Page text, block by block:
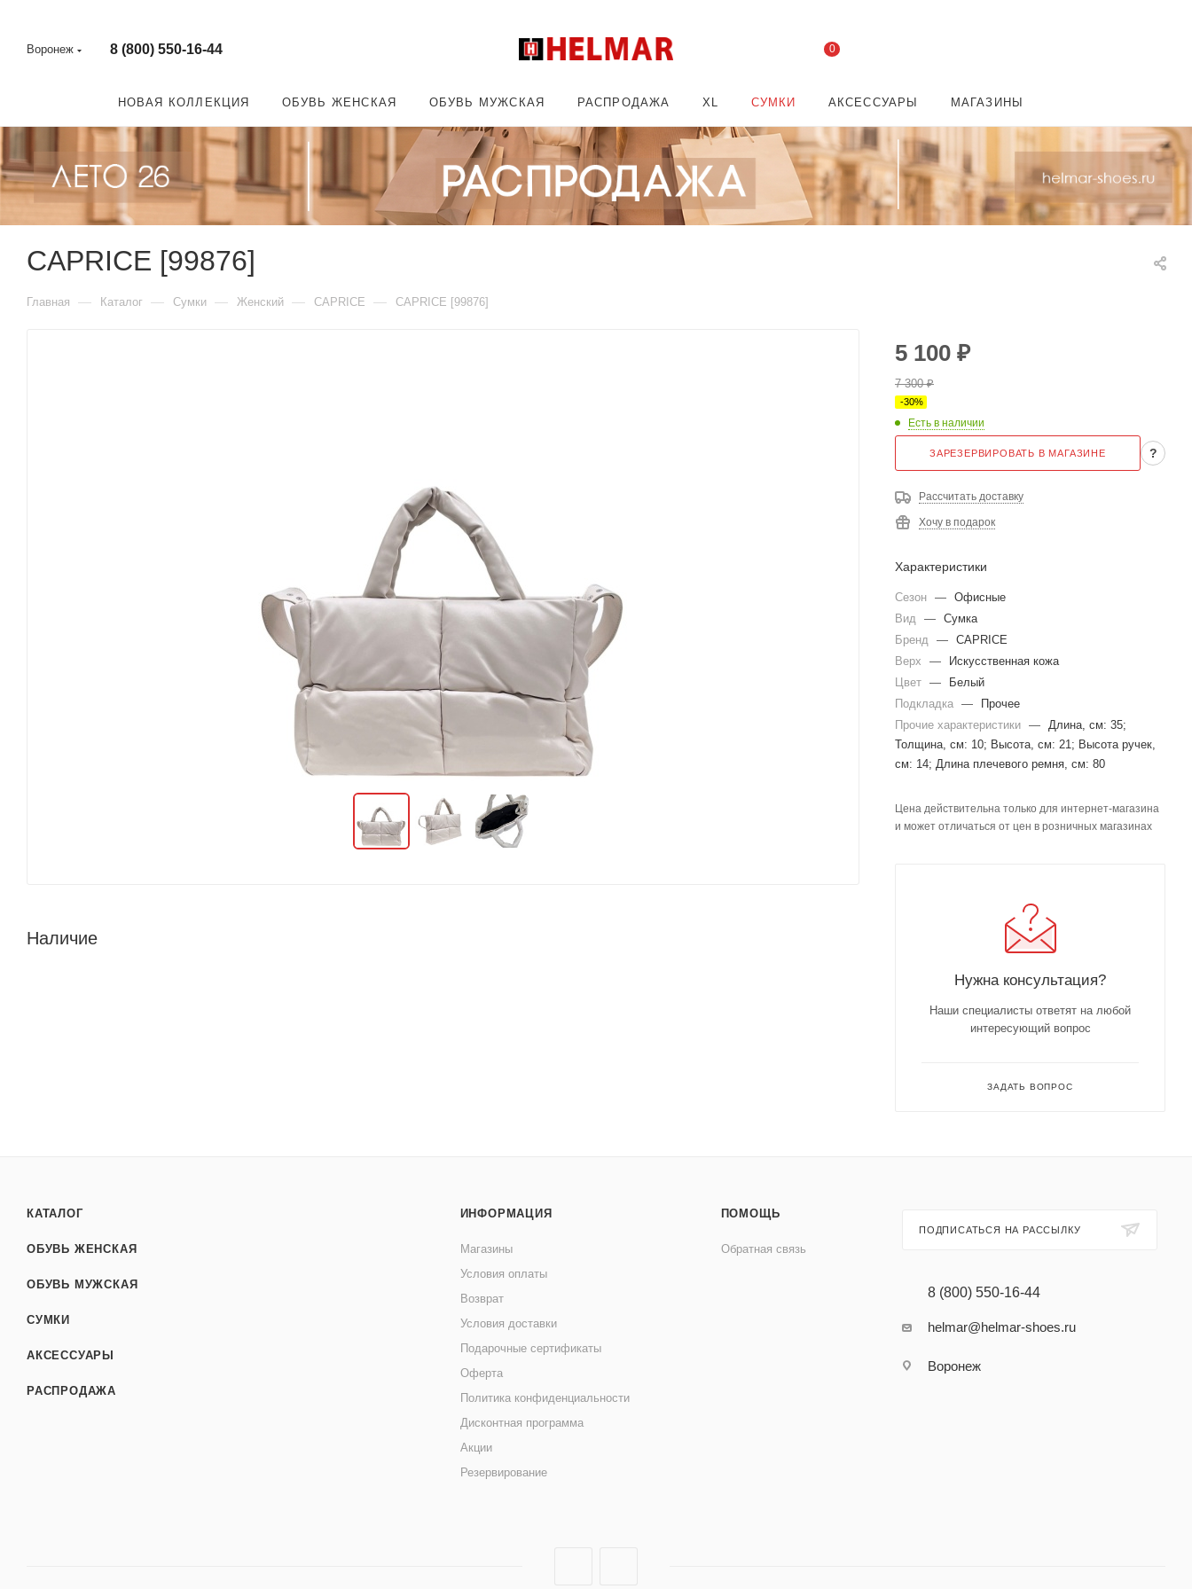
Воронеж 8 (800) 550-16-44 0
НОВАЯ КОЛЛЕКЦИЯ ОБУВЬ ЖЕНСКАЯ ОБУВЬ МУЖСКАЯ РАСПРОДАЖА XL СУМКИ АКСЕССУАРЫ МАГАЗИНЫ
CAPRICE [99876]
Главная — Каталог — Сумки — Женский — CAPRICE — CAPRICE [99876]
Наличие
5 100 ₽
7 300₽
-30%
Есть в наличии
ЗАРЕЗЕРВИРОВАТЬ В МАГАЗИНЕ ?
Рассчитать доставку
Хочу в подарок
Характеристики
Сезон — Офисные
Вид — Сумка
Бренд — CAPRICE
Верх
—
Искусственная кожа
Цвет —
Белый
Подкладка —
Прочее
Прочие характеристики — Длина, см: 35;
Толщина, см: 10; Высота, см: 21; Высота ручек,
см: 14; Длина плечевого ремня, см: 80
Цена действительна только для интернет-магазина
и может отличаться от цен в розничных магазинах
Нужна консультация?
Наши специалисты ответят на любой
интересующий вопрос
ЗАДАТЬ ВОПРОС
КАТАЛОГ
ОБУВЬ ЖЕНСКАЯ
ОБУВЬ МУЖСКАЯ
СУМКИ
АКСЕССУАРЫ
РАСПРОДАЖА
ИНФОРМАЦИЯ
Магазины
Условия оплаты
Возврат
Условия доставки
Подарочные сертификаты
Оферта
Политика конфиденциальности
Дисконтная программа
Акции
Резервирование
ПОМОЩЬ
Обратная связь
ПОДПИСАТЬСЯ НА РАССЫЛКУ
8 (800) 550-16-44
helmar@helmar-shoes.ru
Воронеж